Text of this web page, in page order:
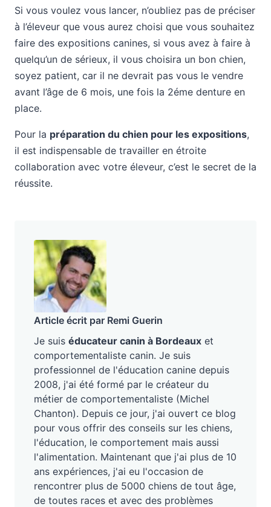
Si vous voulez vous lancer, n’oubliez pas de préciser
à l’éleveur que vous aurez choisi que vous souhaitez
faire des expositions canines, si vous avez à faire à
quelqu’un de sérieux, il vous choisira un bon chien,
soyez patient, car il ne devrait pas vous le vendre
avant l’âge de 6 mois, une fois la 2éme denture en
place.
Pour la préparation du chien pour les expositions,
il est indispensable de travailler en étroite
collaboration avec votre éleveur, c’est le secret de la
réussite.
Article écrit par Remi Guerin
Je suis éducateur canin à Bordeaux et
comportementaliste canin. Je suis
professionnel de l'éducation canine depuis
2008, j'ai été formé par le créateur du
métier de comportementaliste (Michel
Chanton). Depuis ce jour, j'ai ouvert ce blog
pour vous offrir des conseils sur les chiens,
l'éducation, le comportement mais aussi
l'alimentation. Maintenant que j'ai plus de 10
ans expériences, j'ai eu l'occasion de
rencontrer plus de 5000 chiens de tout âge,
de toutes races et avec des problèmes